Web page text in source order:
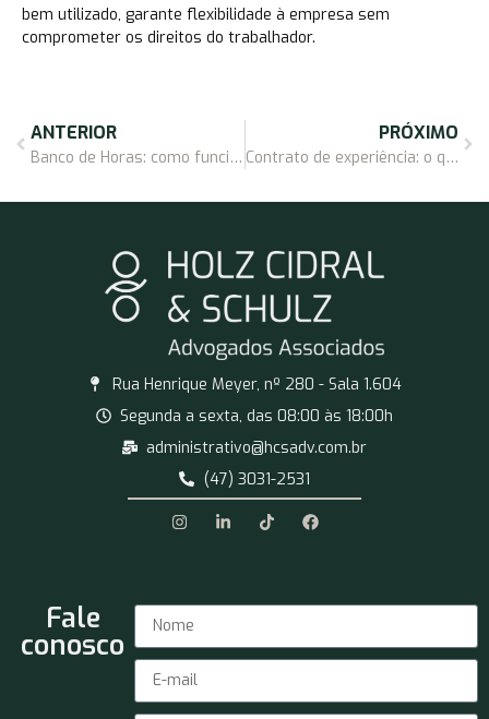
bem utilizado, garante flexibilidade à empresa sem
comprometer os direitos do trabalhador.
ANTERIOR
Banco de Horas: como funciona e o que você precisa saber
PRÓXIMO
Contrato de experiência: o que você precisa saber
Rua Henrique Meyer, nº 280 - Sala 1.604
Segunda a sexta, das 08:00 às 18:00h
administrativo@hcsadv.com.br
(47) 3031-2531
Fale
conosco